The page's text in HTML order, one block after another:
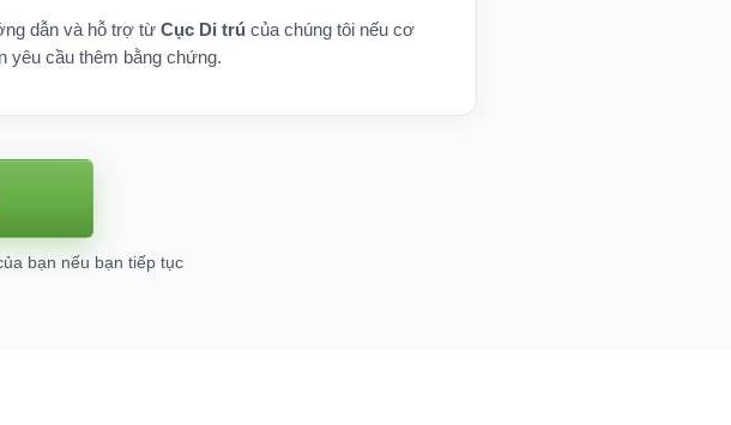
dẫn và hỗ trợ từ Cục Di trú của chúng tôi nếu cơ
yêu cầu thêm bằng chứng.
bạn nếu bạn tiếp tục